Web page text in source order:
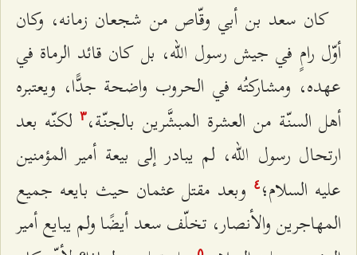
كان سعد بن أبي وقّاص من شجعان زمانه، وكان
أوّل رامٍ في جيش رسول الله، بل كان قائد الرماة في
عهده، ومشاركتُه‌ في الحروب واضحة جدًّا، ويعتبره
أهل السنّة من العشرة المبشَّرين بالجنّة،٣لكنّه بعد
ارتحال رسول الله، لم يبادر إلى بيعة أمير المؤمنين
عليه السلام؛ ٤
وبعد مقتل عثمان حيث بايعه جميع
المهاجرين والأنصار، تخلّف سعد أيضًا ولم يبايع أمير
٥